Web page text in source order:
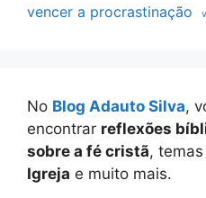
vencer a procrastinação
No Blog Adauto Silva,
encontrar reflexões
sobre a fé cristã,
Igreja e muito mais.